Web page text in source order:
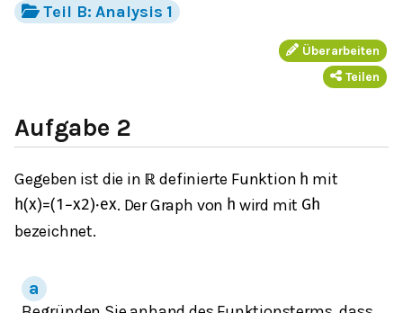
Teil B: Analysis 1
Überarbeiten
Teilen
Aufgabe 2
Gegeben ist die in ℝ definierte Funktion h mit
h(x)=(1 −x2)⋅ex. Der Graph von h wird mit G h
bezeichnet.